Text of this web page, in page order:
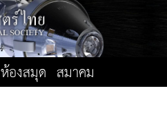
ห้องสมุด สมาคม